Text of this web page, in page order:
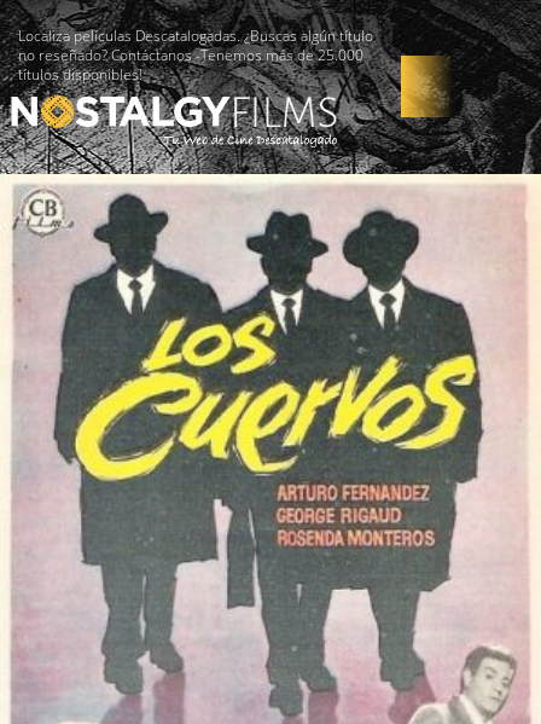
Localiza películas Descatalogadas. ¿Buscas algún título
no reseñado? Contáctanos -Tenemos más de 25.000
títulos disponibles!